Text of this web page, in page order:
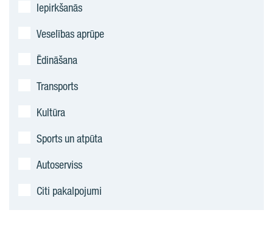
Iepirkšanās
Veselības aprūpe
Ēdināšana
Transports
Kultūra
Sports un atpūta
Autoserviss
Citi pakalpojumi